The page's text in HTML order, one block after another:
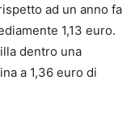
ad un anno fa
1,13 euro.
dentro una
a 1,36 euro di